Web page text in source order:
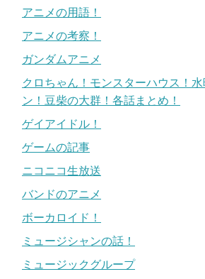
アニメの用語！
アニメの考察！
ガンダムアニメ
クロちゃん！モンスターハウス！
ン！豆柴の大群！各話まとめ！
ゲイアイドル！
ゲームの記事
ニコニコ生放送
バンドのアニメ
ボーカロイド！
ミュージシャンの話！
ミュージックグループ